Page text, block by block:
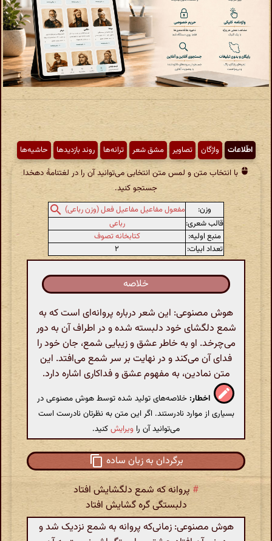
اطّلاعات واژگان تصاویر مشق شعر ترانه‌ها روند بازدیدها حاشیه‌ها
با انتخاب متن و لمس متن انتخابی می‌توانید آن را در لغتنامهٔ دهخدا
جستجو کنید.
وزن:
مفعول مفاعیل مفاعیل فعل (وزن رباعی)
قالب شعری:
رباعی
منبع اولیه:
کتابخانه تصوف
تعداد ابیات:
۲
خلاصه
هوش مصنوعی: این شعر درباره پروانه‌ای است که به
شمع دلگشای خود دلبسته شده و در اطراف آن به دور
می‌چرخد. او به خاطر عشق و زیبایی شمع، جان خود را
فدای آن می‌کند و در نهایت بر سر شمع می‌افتد. این
متن نمادین، به مفهوم عشق و فداکاری اشاره دارد.
اخطار: خلاصه‌های تولید شده توسط هوش مصنوعی در
بسیاری از موارد نادرستند. اگر این متن به نظرتان نادرست است
می‌توانید آن را ویرایشکنید.
برگردان به زبان ساده
# پروانه که شمع دلگشایش افتاد
دلبستگی گره گشایش افتاد
هوش مصنوعی: زمانی‌که پروانه به شمع نزدیک شد و